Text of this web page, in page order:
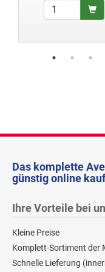
Das komplette
günstig online
Ihre Vorteile bei
Kleine Preise
Komplett-Sortiment der
Schnelle Lieferung